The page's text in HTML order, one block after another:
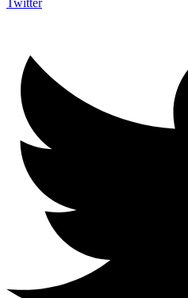
Twitter